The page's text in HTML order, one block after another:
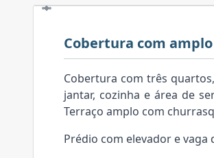
Cobertura com
Cobertura com três
jantar, cozinha e área de
Terraço amplo com
Prédio com elevador e